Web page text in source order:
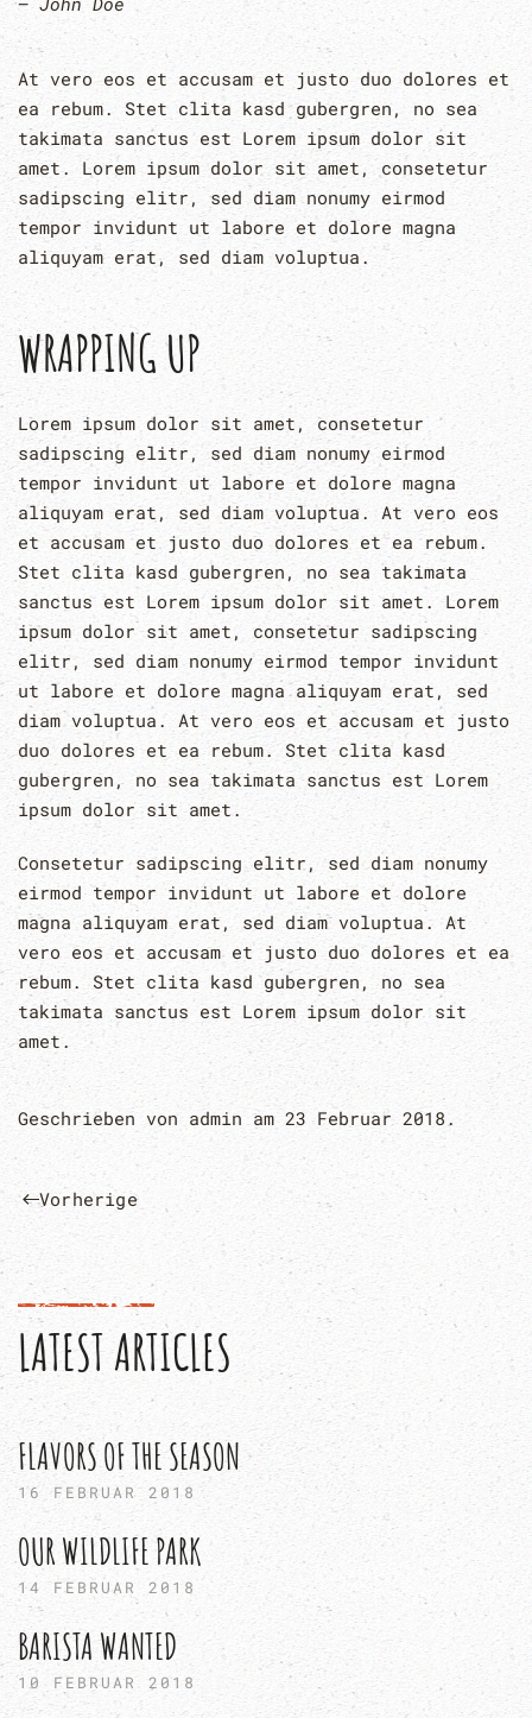
At vero eos et accusam et justo duo dolores et
ea rebum. Stet clita kasd gubergren, no sea
takimata sanctus est Lorem ipsum dolor sit
amet. Lorem ipsum dolor sit amet, consetetur
sadipscing elitr, sed diam nonumy eirmod
tempor invidunt ut labore et dolore magna
aliquyam erat, sed diam voluptua.
WRAPPING UP
Lorem ipsum dolor sit amet, consetetur
sadipscing elitr, sed diam nonumy eirmod
tempor invidunt ut labore et dolore magna
aliquyam erat, sed diam voluptua. At vero eos
et accusam et justo duo dolores et ea rebum.
Stet clita kasd gubergren, no sea takimata
sanctus est Lorem ipsum dolor sit amet. Lorem
ipsum dolor sit amet, consetetur sadipscing
elitr, sed diam nonumy eirmod tempor invidunt
ut labore et dolore magna aliquyam erat, sed
diam voluptua. At vero eos et accusam et justo
duo dolores et ea rebum. Stet clita kasd
gubergren, no sea takimata sanctus est Lorem
ipsum dolor sit amet.
Consetetur sadipscing elitr, sed diam nonumy
eirmod tempor invidunt ut labore et dolore
magna aliquyam erat, sed diam voluptua. At
vero eos et accusam et justo duo dolores et ea
rebum. Stet clita kasd gubergren, no sea
takimata sanctus est Lorem ipsum dolor sit
amet.
Geschrieben von admin am 23 Februar 2018 .
Vorherige
LATEST ARTICLES
FLAVORS OF THE SEASON
16 FEBRUAR 2018
OUR WILDLIFE PARK
14 FEBRUAR 2018
BARISTA WANTED
10 FEBRUAR 2018